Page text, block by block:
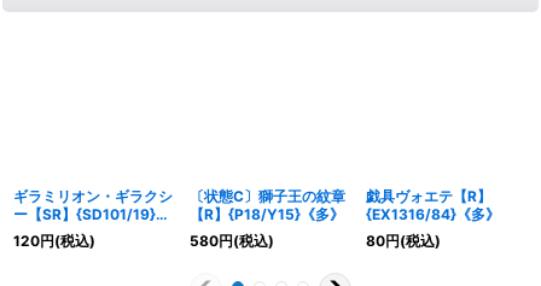
ギラミリオン・ギラクシ
ー【SR】{SD101/19}
《GR》
120円(税込)
〔状態C〕獅子王の紋章
【R】{P18/Y15}《多》
580円(税込)
戯具ヴォエテ【R】
{EX1316/84}《多》
80円(税込)